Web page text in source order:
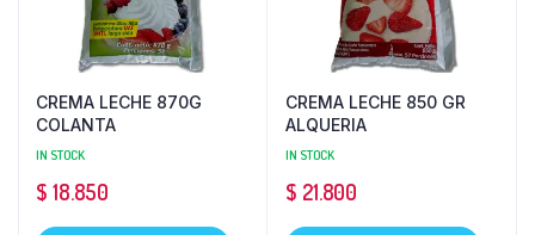
CREMA LECHE 870G
COLANTA
IN STOCK
$ 18.850
CREMA LECHE 850 GR
ALQUERIA
IN STOCK
$ 21.800